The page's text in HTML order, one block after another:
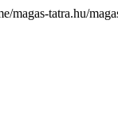
magas-tatra.hu/